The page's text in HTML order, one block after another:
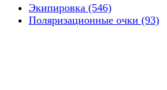
Экипировка (546)
Поляризационные очки (93)